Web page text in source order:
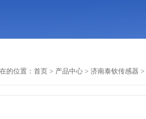
的位置： 首页 > 产品中心 > 济南泰钦传感器 >